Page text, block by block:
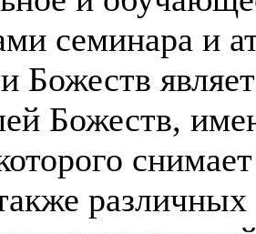
семинара и
Божеств
Божеств,
различных